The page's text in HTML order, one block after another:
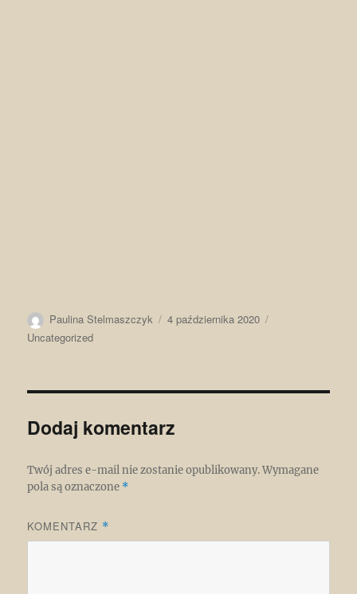
Autor
Paulina Stelmaszczyk
Data
4 października 2020
Uncategorized
Dodaj komentarz
Twój adres e-mail nie zostanie opublikowany. Wymagane
pola są oznaczone *
KOMENTARZ *